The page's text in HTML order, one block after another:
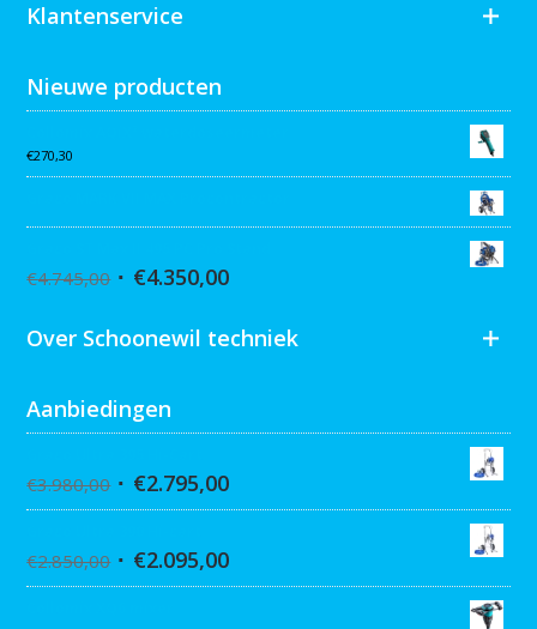
Klantenservice
Nieuwe producten
€270,30
€4.745,00 €4.350,00
Over Schoonewil techniek
Aanbiedingen
€3.980,00 €2.795,00
€2.850,00 €2.095,00